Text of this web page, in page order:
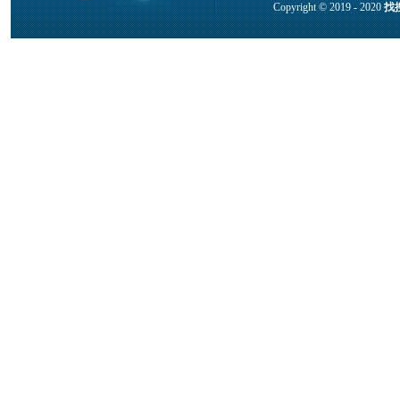
Copyright © 2019 - 2020找